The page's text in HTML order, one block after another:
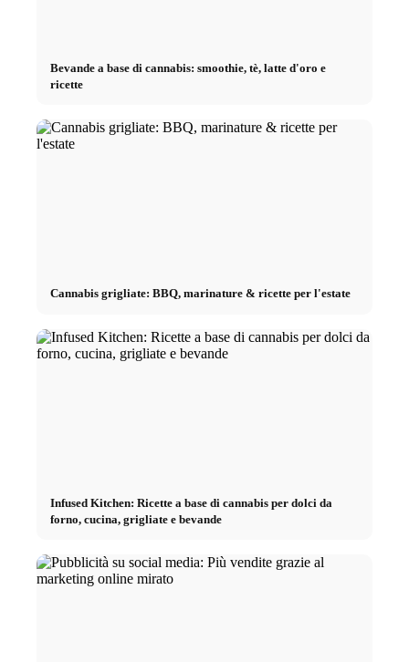
Bevande a base di cannabis: smoothie, tè, latte d'oro e
ricette
Cannabis grigliate: BBQ, marinature & ricette per l'estate
Infused Kitchen: Ricette a base di cannabis per dolci da
forno, cucina, grigliate e bevande